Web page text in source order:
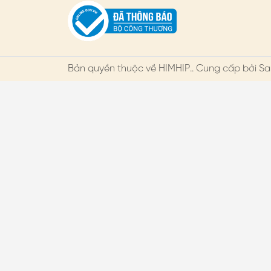
Bản quyền thuộc về HIMHIP.. Cung cấp bởi